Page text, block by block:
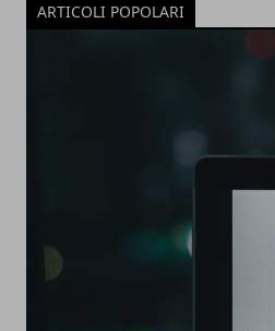
ARTICOLI POPOLARI